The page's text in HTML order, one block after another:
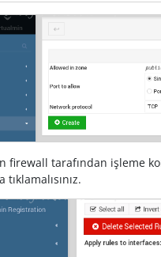
firewall tarafından işleme